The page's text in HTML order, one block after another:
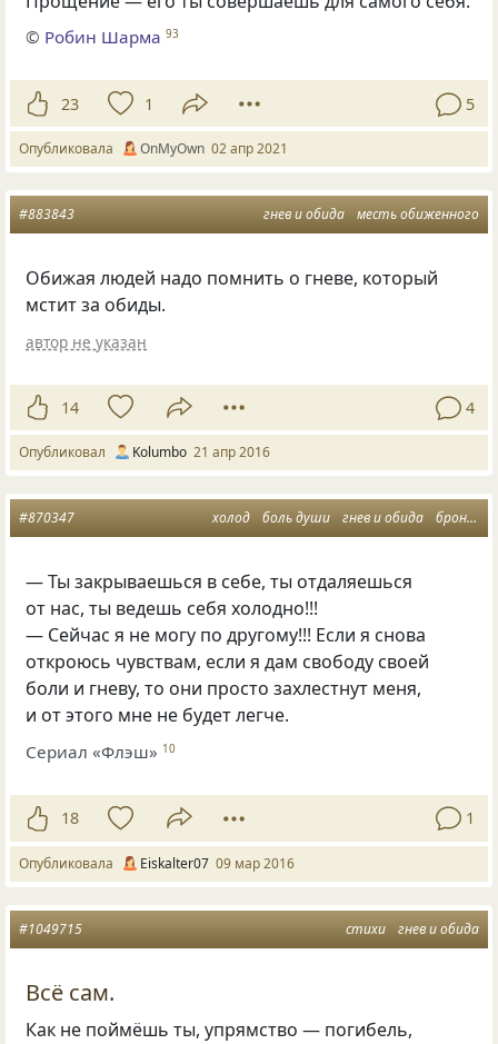
© Робин Шарма 93
23 1 5
Опубликовала OnMyOwn 02 апр 2021
гнев и обида месть обиженного
#883843
Обижая людей надо помнить о гневе, который
мстит за обиды.
автор не указан
14 4
Опубликовал Kolumbo 21 апр 2016
холод боль души гнев и обида броня в душе
#870347
— Ты закрываешься в себе, ты отдаляешься
от нас, ты ведешь себя холодно!!!
— Сейчас я не могу по другому!!! Если я снова
откроюсь чувствам, если я дам свободу своей
боли и гневу, то они просто захлестнут меня,
и от этого мне не будет легче.
Сериал «Флэш» 10
18 1
Опубликовала Eiskalter07 09 мар 2016
стихи гнев и обида
#1049715
Всё сам.
Как не поймёшь ты, упрямство — погибель,